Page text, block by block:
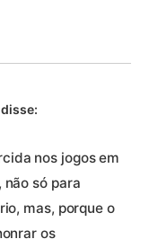
disse:
nos jogos em
não só para
mas, porque o
os